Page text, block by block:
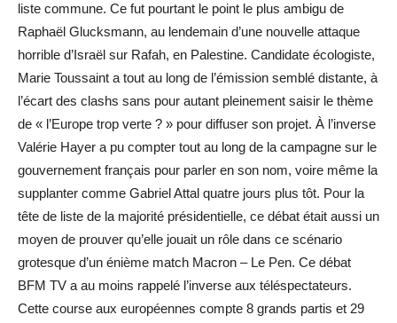
liste commune. Ce fut pourtant le point le plus ambigu de
Raphaël Glucksmann, au lendemain d’une nouvelle attaque
horrible d’Israël sur Rafah, en Palestine. Candidate écologiste,
Marie Toussaint a tout au long de l’émission semblé distante, à
l’écart des clashs sans pour autant pleinement saisir le thème
de « l’Europe trop verte ? » pour diffuser son projet. À l’inverse
Valérie Hayer a pu compter tout au long de la campagne sur le
gouvernement français pour parler en son nom, voire même la
supplanter comme Gabriel Attal quatre jours plus tôt. Pour la
tête de liste de la majorité présidentielle, ce débat était aussi un
moyen de prouver qu’elle jouait un rôle dans ce scénario
grotesque d’un énième match Macron – Le Pen. Ce débat
BFM TV a au moins rappelé l’inverse aux téléspectateurs.
Cette course aux européennes compte 8 grands partis et 29